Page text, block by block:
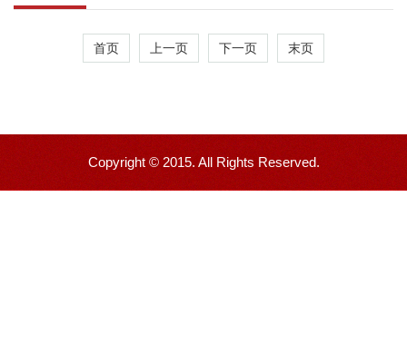
首页 上一页 下一页 末页
Copyright © 2015. All Rights Reserved.